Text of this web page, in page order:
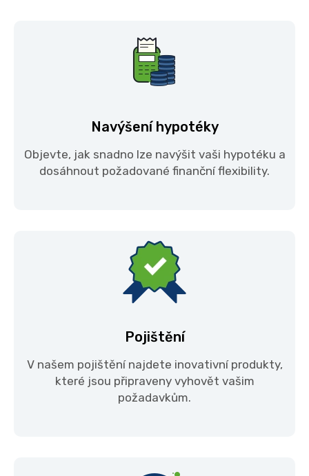
Navýšení hypotéky
Objevte, jak snadno lze navýšit vaši hypotéku a
dosáhnout požadované finanční flexibility.
Pojištění
V našem pojištění najdete inovativní produkty,
které jsou připraveny vyhovět vašim
požadavkům.